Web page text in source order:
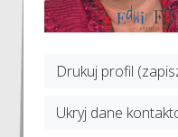
Drukuj profil
Ukryj dane